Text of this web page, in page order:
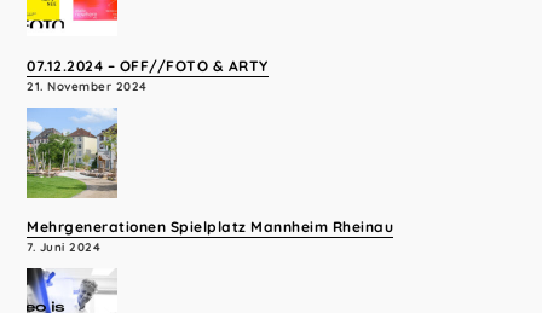
07.12.2024 – OFF//FOTO & ARTY
21. November 2024
Mehrgenerationen Spielplatz Mannheim Rheinau
7. Juni 2024